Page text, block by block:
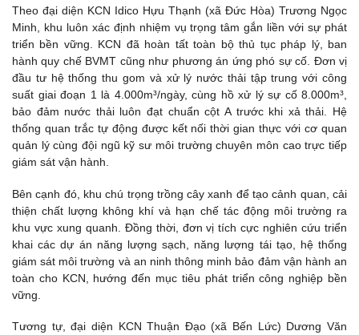
Theo đại diện KCN Idico Hựu Thạnh (xã Đức Hòa) Trương Ngọc
Minh, khu luôn xác định nhiệm vụ trọng tâm gắn liền với sự phát
triển bền vững. KCN đã hoàn tất toàn bộ thủ tục pháp lý, ban
hành quy chế BVMT cũng như phương án ứng phó sự cố. Đơn vị
đầu tư hệ thống thu gom và xử lý nước thải tập trung với công
suất giai đoạn 1 là 4.000m³/ngày, cùng hồ xử lý sự cố 8.000m³,
bảo đảm nước thải luôn đạt chuẩn cột A trước khi xả thải. Hệ
thống quan trắc tự động được kết nối thời gian thực với cơ quan
quản lý cùng đội ngũ kỹ sư môi trường chuyên môn cao trực tiếp
giám sát vận hành.
Bên cạnh đó, khu chú trọng trồng cây xanh để tạo cảnh quan, cải
thiện chất lượng không khí và hạn chế tác động môi trường ra
khu vực xung quanh. Đồng thời, đơn vị tích cực nghiên cứu triển
khai các dự án năng lượng sạch, năng lượng tái tạo, hệ thống
giám sát môi trường và an ninh thông minh bảo đảm vận hành an
toàn cho KCN, hướng đến mục tiêu phát triển công nghiệp bền
vững.
Tương tự, đại diện KCN Thuận Đạo (xã Bến Lức) Dương Văn